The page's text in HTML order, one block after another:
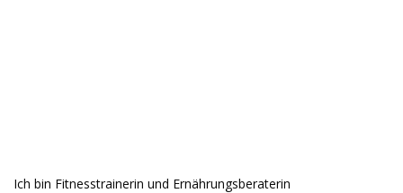
Ich bin Fitnesstrainerin und Ernährungsberaterin